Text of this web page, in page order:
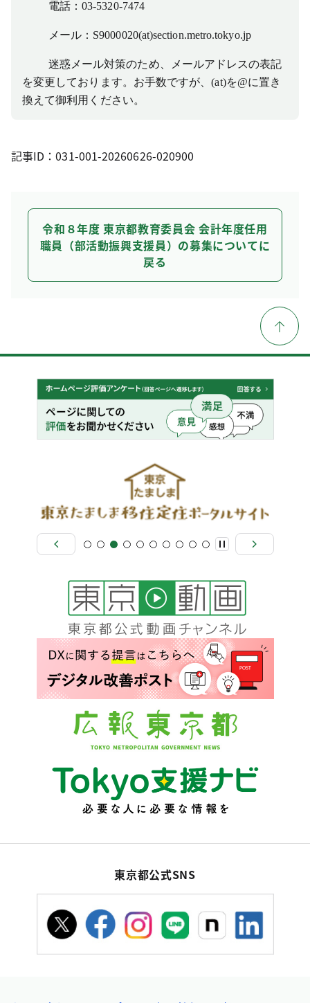
電話：03-5320-7474
メール：S9000020(at)section.metro.tokyo.jp
迷惑メール対策のため、メールアドレスの表記
を変更しております。 お手数ですが、(at)を@に置き
換えて御利用ください。
記事ID：031-001-20260626-020900
令和８年度 東京都教育委員会 会計年度任用
職員（部活動振興支援員）の募集についてに
戻る
東京都公式SNS